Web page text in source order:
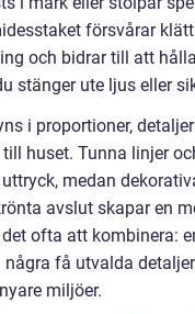
försvårar
och bidrar till att
stänger ute ljus eller
i proportioner,
huset. Tunna linjer
medan
avslut skapar en
ofta att kombinera:
få utvalda
miljöer.